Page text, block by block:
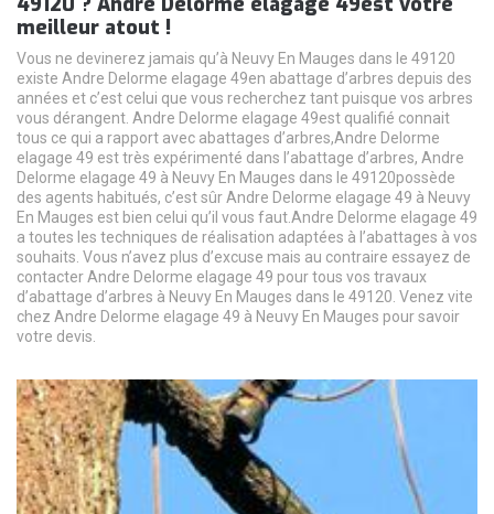
meilleur atout !
Vous ne devinerez jamais qu’à Neuvy En Mauges dans le 49120
existe Andre Delorme elagage 49en abattage d’arbres depuis des
années et c’est celui que vous recherchez tant puisque vos arbres
vous dérangent. Andre Delorme elagage 49est qualifié connait
tous ce qui a rapport avec abattages d’arbres,Andre Delorme
elagage 49 est très expérimenté dans l’abattage d’arbres, Andre
Delorme elagage 49 à Neuvy En Mauges dans le 49120possède
des agents habitués, c’est sûr Andre Delorme elagage 49 à Neuvy
En Mauges est bien celui qu’il vous faut.Andre Delorme elagage 49
a toutes les techniques de réalisation adaptées à l’abattages à vos
souhaits. Vous n’avez plus d’excuse mais au contraire essayez de
contacter Andre Delorme elagage 49 pour tous vos travaux
d’abattage d’arbres à Neuvy En Mauges dans le 49120. Venez vite
chez Andre Delorme elagage 49 à Neuvy En Mauges pour savoir
votre devis.